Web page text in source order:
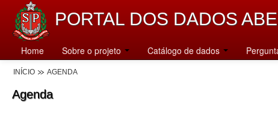
PORTAL DOS DADOS
Home Sobre o projeto Catálogo de dados
INÍCIO AGENDA
Agenda